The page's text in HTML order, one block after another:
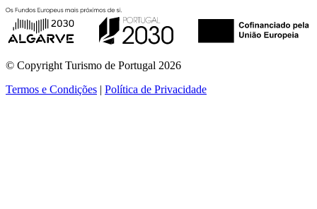
© Copyright Turismo de Portugal 2026
Termos e Condições | Política de Privacidade